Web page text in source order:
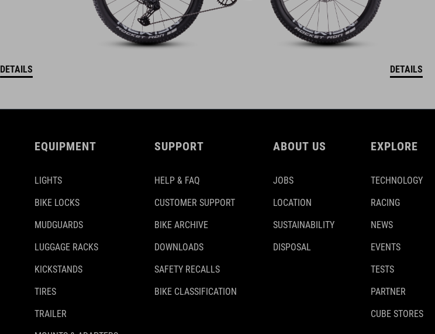
DETAILS DETAILS
EQUIPMENT
LIGHTS
BIKE LOCKS
MUDGUARDS
LUGGAGE RACKS
KICKSTANDS
TIRES
TRAILER
SUPPORT
HELP & FAQ
CUSTOMER SUPPORT
BIKE ARCHIVE
DOWNLOADS
SAFETY RECALLS
BIKE CLASSIFICATION
ABOUT US
JOBS
LOCATION
SUSTAINABILITY
DISPOSAL
EXPLORE
TECHNOLOGY
RACING
NEWS
EVENTS
TESTS
PARTNER
CUBE STORES